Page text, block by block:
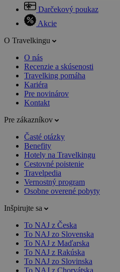
Darčekový poukaz
Akcie
O Travelkingu
O nás
Recenzie a skúsenosti
Travelking pomáha
Kariéra
Pre novinárov
Kontakt
Pre zákazníkov
Časté otázky
Benefity
Hotely na Travelkingu
Cestovné poistenie
Travelpedia
Vernostný program
Osobne overené pobyty
Inšpirujte sa
To NAJ z Česka
To NAJ zo Slovenska
To NAJ z Maďarska
To NAJ z Rakúska
To NAJ zo Slovinska
To NAJ z Chorvátska